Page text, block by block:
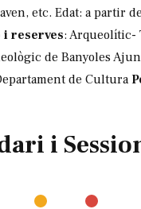
etc. Edat: a partir de
reserves: Arqueolític-
de Banyoles
de Cultura
i